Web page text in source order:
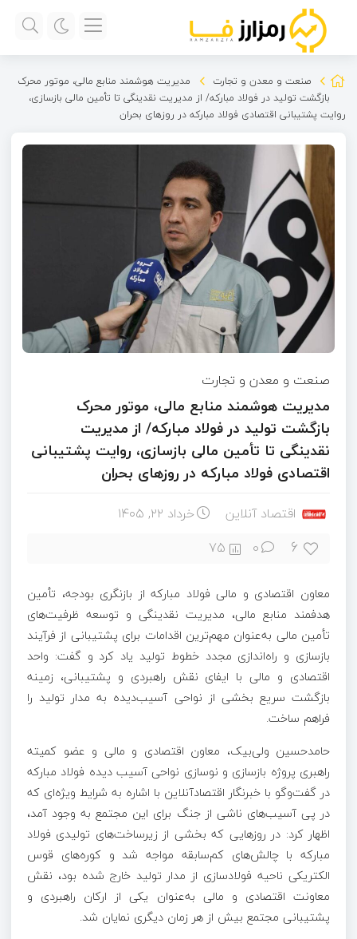
صنعت و معدن و تجارت
مدیریت هوشمند منابع مالی، موتور محرک
بازگشت تولید در فولاد مبارکه/ از مدیریت نقدینگی تا تأمین مالی بازسازی،
روایت پشتیبانی اقتصادی فولاد مبارکه در روزهای بحران
صنعت و معدن و تجارت
مدیریت هوشمند منابع مالی، موتور محرک
بازگشت تولید در فولاد مبارکه/ از مدیریت
نقدینگی تا تأمین مالی بازسازی، روایت پشتیبانی
اقتصادی فولاد مبارکه در روزهای بحران
اقتصاد آنلاین خرداد ۲۲, ۱۴۰۵
6
0
75
معاون اقتصادی و مالی فولاد مبارکه از بازنگری بودجه، تأمین
هدفمند منابع مالی، مدیریت نقدینگی و توسعه ظرفیت‌های
تأمین مالی به‌عنوان مهم‌ترین اقدامات برای پشتیبانی از فرآیند
بازسازی و راه‌اندازی مجدد خطوط تولید یاد کرد و گفت: واحد
اقتصادی و مالی با ایفای نقش راهبردی و پشتیبانی، زمینه
بازگشت سریع بخشی از نواحی آسیب‌دیده به مدار تولید را
فراهم ساخت.
حامدحسین ولی‌بیک، معاون اقتصادی و مالی و عضو کمیته
راهبری پروژه بازسازی و نوسازی نواحی آسیب دیده فولاد مبارکه
در گفت‌و‌گو با خبرنگار اقتصادآنلاین با اشاره به شرایط ویژه‌ای که
در پی آسیب‌های ناشی از جنگ برای این مجتمع به وجود آمد،
اظهار کرد: در روز‌هایی که بخشی از زیرساخت‌های تولیدی فولاد
مبارکه با چالش‌های کم‌سابقه مواجه شد و کوره‌های قوس
الکتریکی ناحیه فولادسازی از مدار تولید خارج شده بود، نقش
معاونت اقتصادی و مالی به‌عنوان یکی از ارکان راهبردی و
پشتیبانی مجتمع بیش از هر زمان دیگری نمایان شد.